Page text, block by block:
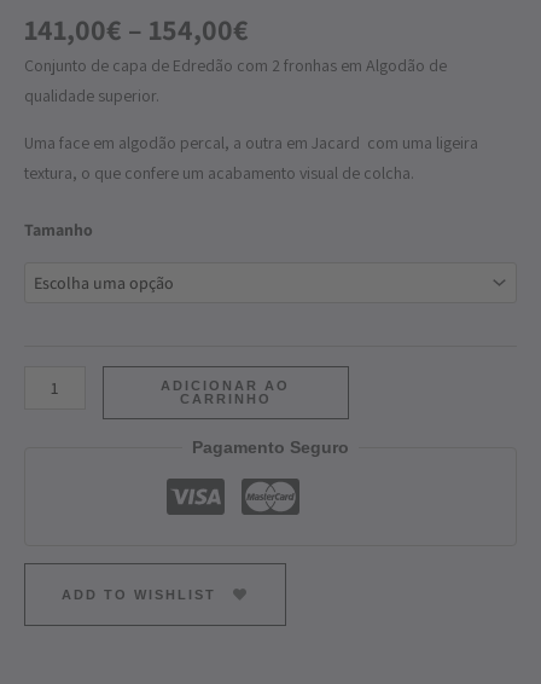
141,00€ – 154,00€
Conjunto de capa de Edredão com 2 fronhas em Algodão de
qualidade superior.
Uma face em algodão percal, a outra em Jacard com uma ligeira
textura, o que confere um acabamento visual de colcha.
Tamanho
ADICIONAR AO
CARRINHO
Pagamento Seguro
ADD TO WISHLIST